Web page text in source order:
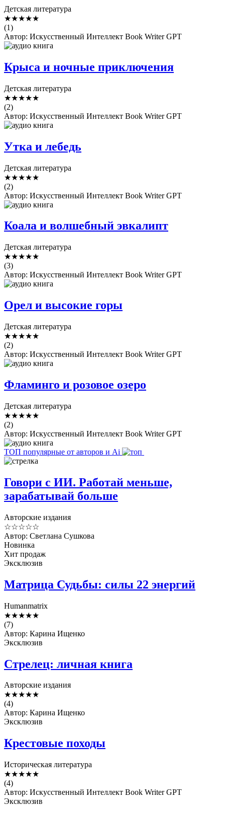
Детская литература
★★★★★
(1)
Автор: Искусственный Интеллект Book Writer GPT
Крыса и ночные приключения
Детская литература
★★★★★
(2)
Автор: Искусственный Интеллект Book Writer GPT
Утка и лебедь
Детская литература
★★★★★
(2)
Автор: Искусственный Интеллект Book Writer GPT
Коала и волшебный эвкалипт
Детская литература
★★★★★
(3)
Автор: Искусственный Интеллект Book Writer GPT
Орел и высокие горы
Детская литература
★★★★★
(2)
Автор: Искусственный Интеллект Book Writer GPT
Фламинго и розовое озеро
Детская литература
★★★★★
(2)
Автор: Искусственный Интеллект Book Writer GPT
ТОП популярные от авторов и Ai
Говори с ИИ. Работай меньше,
зарабатывай больше
Авторские издания
☆☆☆☆☆
Автор: Светлана Сушкова
Новинка
Хит продаж
Эксклюзив
Матрица Судьбы: силы 22 энергий
Humanmatrix
★★★★★
(7)
Автор: Карина Ищенко
Эксклюзив
Стрелец: личная книга
Авторские издания
★★★★★
(4)
Автор: Карина Ищенко
Эксклюзив
Крестовые походы
Историческая литература
★★★★★
(4)
Автор: Искусственный Интеллект Book Writer GPT
Эксклюзив